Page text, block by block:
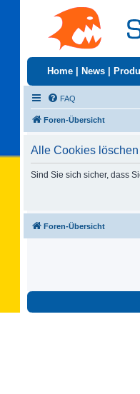
Home News
FAQ
Foren-Übersicht
Alle Cookies löschen
Sind Sie sich sicher, dass
Foren-Übersicht